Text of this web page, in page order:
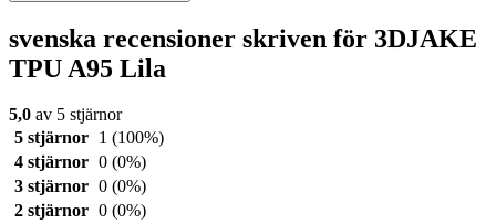
svenska recensioner skriven för 3DJAKE
TPU A95 Lila
5,0 av 5 stjärnor
5 stjärnor
1 (100%)
4 stjärnor 0 (0%)
3 stjärnor 0 (0%)
2 stjärnor 0 (0%)